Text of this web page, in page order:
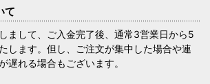
て
まして、ご入金完了後、通常3営業日から5
します。但し、ご注文が集中した場合や連
遅れる場合もございます。